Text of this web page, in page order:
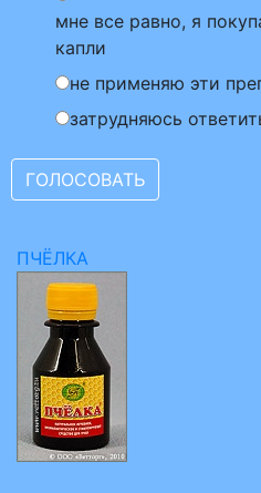
мне все равно, я
капли
не применяю эти
затрудняюсь
ПЧЁЛКА